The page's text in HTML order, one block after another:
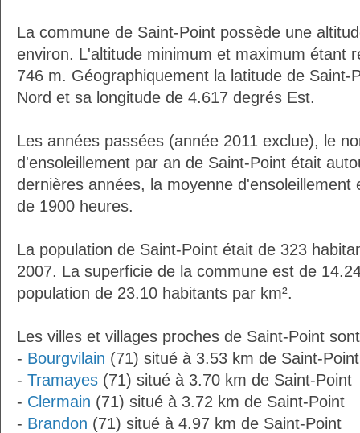
La commune de Saint-Point possède une
environ. L'altitude minimum et maximum étant
746 m. Géographiquement la latitude de Saint-
Nord et sa longitude de 4.617 degrés Est.
Les années passées (année 2011 exclue), le
d'ensoleillement par an de Saint-Point était
dernières années, la moyenne d'ensoleillement
de 1900 heures.
La population de Saint-Point était de 323
2007. La superficie de la commune est de
population de 23.10 habitants par km².
Les villes et villages proches de Saint-Point
- Bourgvilain (71) situé à 3.53 km de Saint-Point
- Tramayes (71) situé à 3.70 km de Saint-Point
- Clermain (71) situé à 3.72 km de Saint-Point
- Brandon (71) situé à 4.97 km de Saint-Point